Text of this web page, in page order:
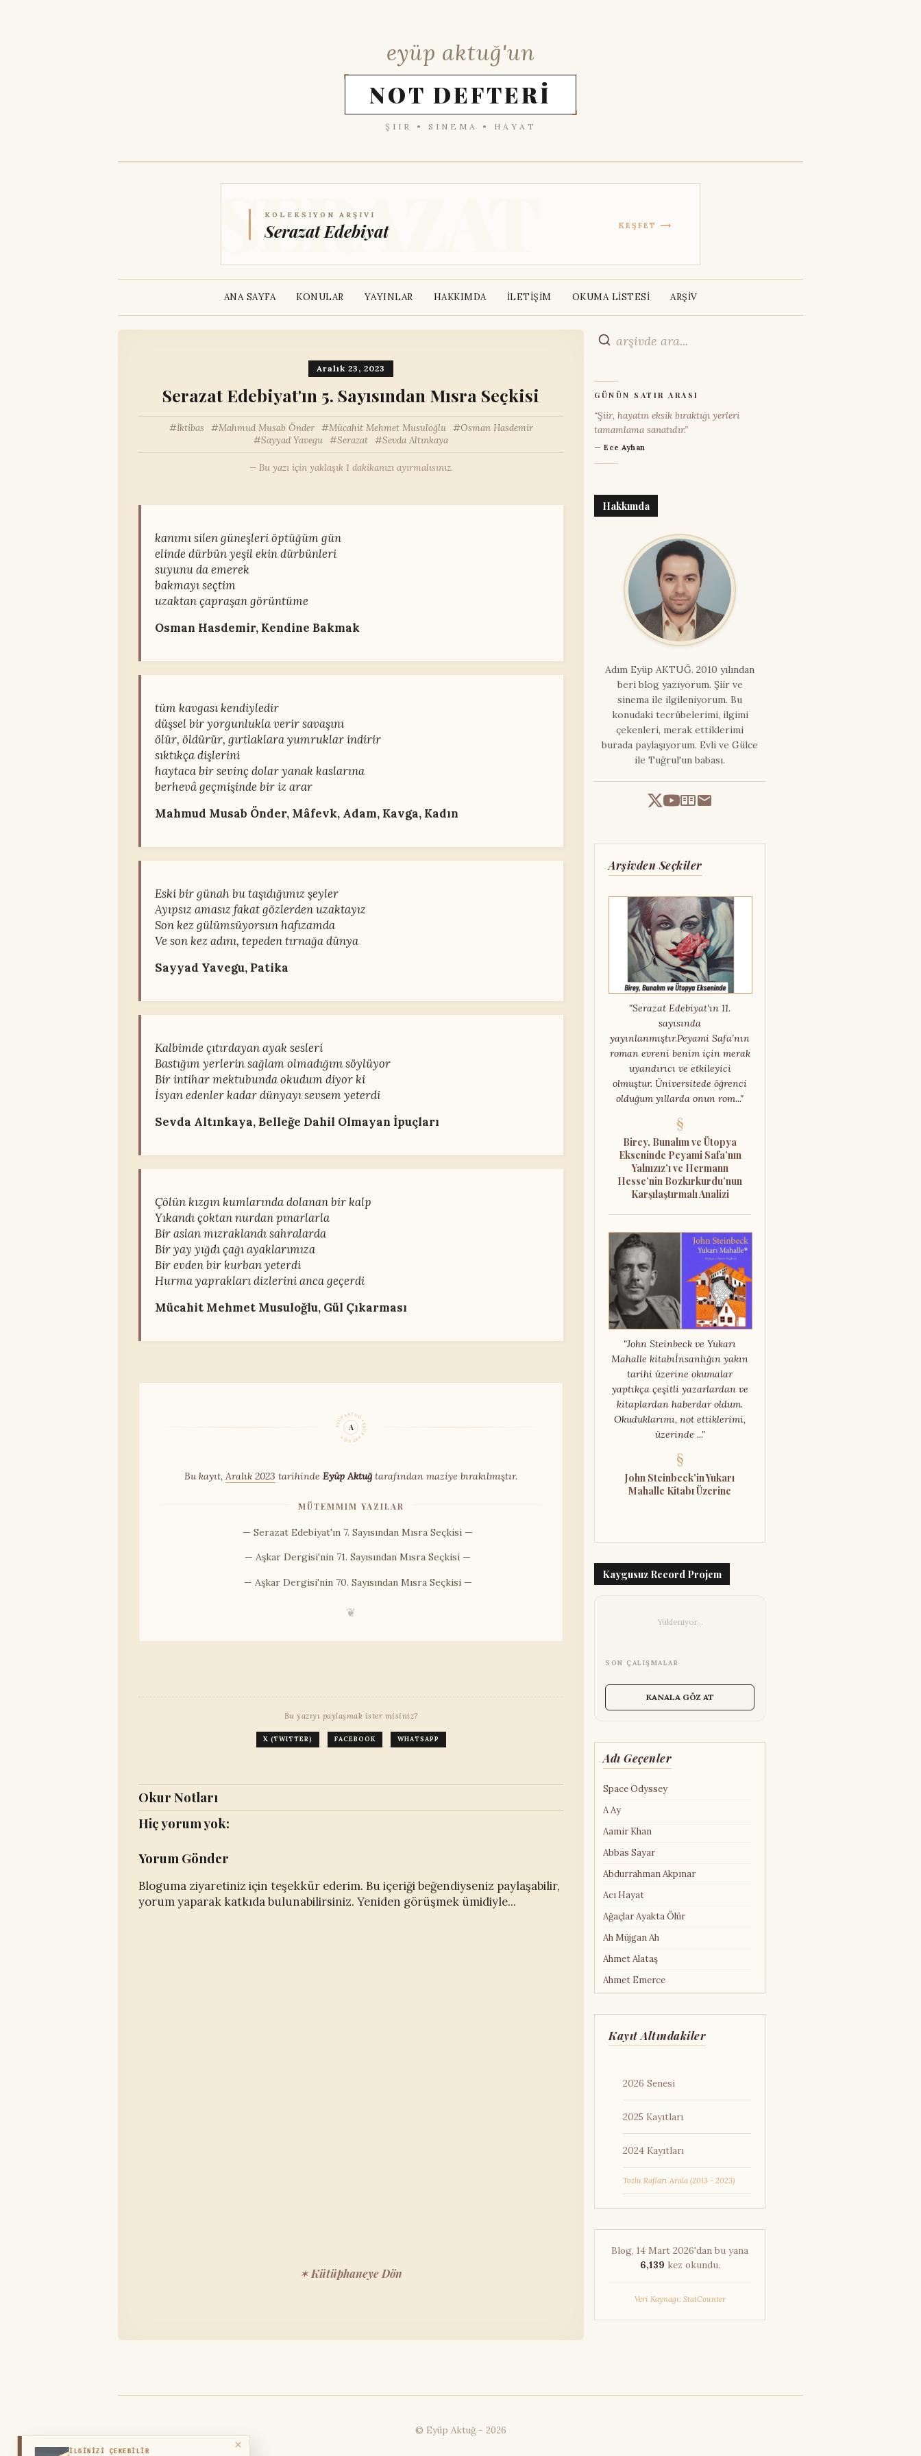
eyüp aktuğ'un
NOT DEFTERİ
ŞIIR • SINEMA • HAYAT
KOLEKSIYON ARŞIVI
Serazat Edebiyat KEŞFET ⟶
ANA SAYFA KONULAR YAYINLAR HAKKIMDA İLETİŞİM OKUMA LİSTESİ ARŞİV
Aralık 23, 2023
Serazat Edebiyat'ın 5. Sayısından Mısra Seçkisi
İktibas Mahmud Musab Önder Mücahit Mehmet Musuloğlu
Osman Hasdemir
Sayyad Yavegu
Serazat Sevda Altınkaya
— Bu yazı için yaklaşık 1 dakikanızı ayırmalısınız.
kanımı silen güneşleri öptüğüm gün
elinde dürbün yeşil ekin dürbünleri
suyunu da emerek
bakmayı seçtim
uzaktan çapraşan görüntüme
Osman Hasdemir, Kendine Bakmak
tüm kavgası kendiyledir
düşsel bir yorgunlukla verir savaşını
ölür, öldürür, gırtlaklara yumruklar indirir
sıktıkça dişlerini
haytaca bir sevinç dolar yanak kaslarına
berhevâ geçmişinde bir iz arar
Mahmud Musab Önder, Mâfevk, Adam, Kavga, Kadın
Eski bir günah bu taşıdığımız şeyler
Ayıpsız amasız fakat gözlerden uzaktayız
Son kez gülümsüyorsun hafızamda
Ve son kez adını, tepeden tırnağa dünya
Sayyad Yavegu, Patika
Kalbimde çıtırdayan ayak sesleri
Bastığım yerlerin sağlam olmadığını söylüyor
Bir intihar mektubunda okudum diyor ki
İsyan edenler kadar dünyayı sevsem yeterdi
Sevda Altınkaya, Belleğe Dahil Olmayan İpuçları
Çölün kızgın kumlarında dolanan bir kalp
Yıkandı çoktan nurdan pınarlarla
Bir aslan mızraklandı sahralarda
Bir yay yığdı çağı ayaklarımıza
Bir evden bir kurban yeterdi
Hurma yaprakları dizlerini anca geçerdi
Mücahit Mehmet Musuloğlu, Gül Çıkarması
EYÜP AKTUĞ • EYÜP AKTUĞ •
A
Bu kayıt, Aralık 2023 tarihinde Eyüp Aktuğ tarafından maziye bırakılmıştır.
MÜTEMMIM YAZILAR
— Serazat Edebiyat'ın 7. Sayısından Mısra Seçkisi —
— Aşkar Dergisi'nin 71. Sayısından Mısra Seçkisi —
— Aşkar Dergisi'nin 70. Sayısından Mısra Seçkisi —
❦
Bu yazıyı paylaşmak ister misiniz?
X (TWITTER) FACEBOOK WHATSAPP
Okur Notları
Hiç yorum yok:
Yorum Gönder
Bloguma ziyaretiniz için teşekkür ederim. Bu içeriği beğendiyseniz paylaşabilir,
yorum yaparak katkıda bulunabilirsiniz. Yeniden görüşmek ümidiyle...
✶ Kütüphaneye Dön
×
İLGİNİZİ ÇEKEBİLİR
GÜNÜN SATIR ARASI
“Şiir, hayatın eksik bıraktığı yerleri
tamamlama sanatıdır.”
— Ece Ayhan
Hakkımda
Adım Eyüp AKTUĞ. 2010 yılından
beri blog yazıyorum. Şiir ve
sinema ile ilgileniyorum. Bu
konudaki tecrübelerimi, ilgimi
çekenleri, merak ettiklerimi
burada paylaşıyorum. Evli ve Gülce
ile Tuğrul'un babası.
Arşivden Seçkiler
"Serazat Edebiyat'ın 11.
sayısında
yayınlanmıştır.Peyami Safa’nın
roman evreni benim için merak
uyandırıcı ve etkileyici
olmuştur. Üniversitede öğrenci
olduğum yıllarda onun rom..."
§
Birey, Bunalım ve Ütopya
Ekseninde Peyami Safa’nın
Yalnızız’ı ve Hermann
Hesse’nin Bozkırkurdu’nun
Karşılaştırmalı Analizi
"John Steinbeck ve Yukarı
Mahalle kitabıİnsanlığın yakın
tarihi üzerine okumalar
yaptıkça çeşitli yazarlardan ve
kitaplardan haberdar oldum.
Okuduklarımı, not ettiklerimi,
üzerinde ..."
§
John Steinbeck'in Yukarı
Mahalle Kitabı Üzerine
Kaygusuz Record Projem
Yükleniyor...
SON ÇALIŞMALAR
KANALA GÖZ AT
Adı Geçenler
Space Odyssey
A Ay
Aamir Khan
Abbas Sayar
Abdurrahman Akpınar
Acı Hayat
Ağaçlar Ayakta Ölür
Ah Müjgan Ah
Ahmet Alataş
Ahmet Emerce
Ahmet Mekin
Ahmet Turan Karakaş
Akira Kurosawa
Alfred Hitchcock
Alın Teri Göz Nuru
Ali Cahit Yılmaz
Aliki Vuyuklaki
Allah Yakındır
Kayıt Altındakiler
2026 Senesi
2025 Kayıtları
2024 Kayıtları
Tozlu Rafları Arala (2013 - 2023)
Blog, 14 Mart 2026'dan bu yana
6,139 kez okundu.
Veri Kaynağı: StatCounter
© Eyüp Aktuğ - 2026